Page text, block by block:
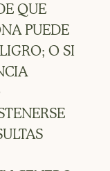
QUE
PUEDE
O SI